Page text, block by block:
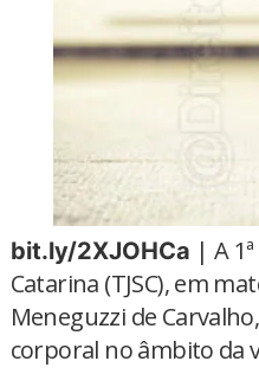
bit.ly/2XJOHCa | A
Catarina (TJSC), em
Meneguzzi de
corporal no âmbito da